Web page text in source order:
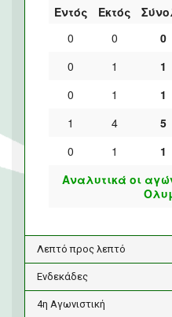
Εντός Εκτός
0
0 0
0
1 1
0
1 1
1
4 5
0
1 1
Αναλυτικά οι
Λεπτό προς λεπτό
Ενδεκάδες
4η Αγωνιστική